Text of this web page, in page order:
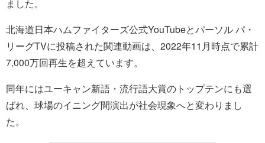
ました。
北海道日本ハムファイターズ公式YouTubeとパーソル パ・
リーグTVに投稿された関連動画は、2022年11月時点で累計
7,000万回再生を超えています。
同年にはユーキャン新語・流行語大賞のトップテンにも選
ばれ、球場のイニング間演出が社会現象へと変わりまし
た。